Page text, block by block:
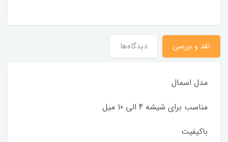
نقد و بررسی دیدگاه‌ها
مدل اسمال
مناسب برای شیشه 4 الی 10 میل
باکیفیت